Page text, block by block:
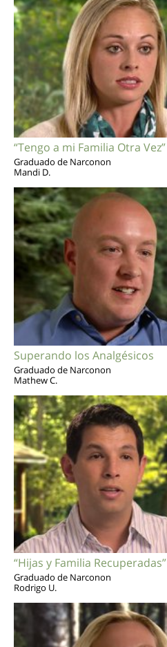
“Tengo a mi Familia Otra Vez”
Graduado de Narconon
Mandi D.
Superando los Analgésicos
Graduado de Narconon
Mathew C.
“Hijas y Familia Recuperadas”
Graduado de Narconon
Rodrigo U.